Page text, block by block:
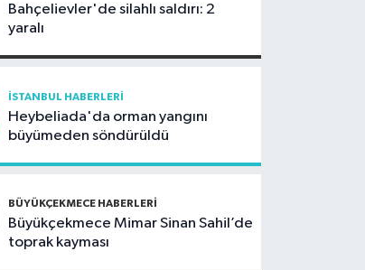
Bahçelievler'de silahlı saldırı: 2
yaralı
İSTANBUL HABERLERI
Heybeliada'da orman yangını
büyümeden söndürüldü
BÜYÜKÇEKMECE HABERLERI
Büyükçekmece Mimar Sinan Sahil’de
toprak kayması